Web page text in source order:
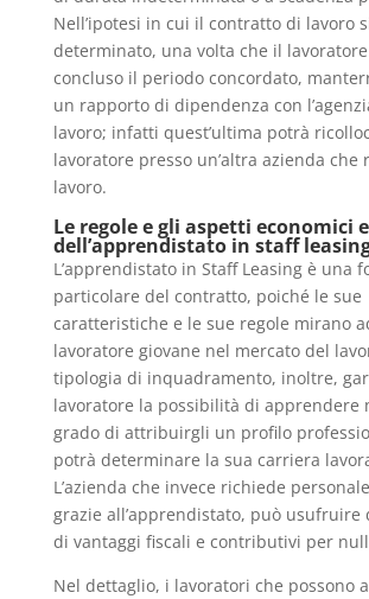
Nell’ipotesi in cui il contratto di lavoro
determinato, una volta che il
concluso il periodo concordato,
un rapporto di dipendenza con
lavoro; infatti quest’ultima potrà
lavoratore presso un’altra azienda che
lavoro.
Le regole e gli aspetti economici
dell’apprendistato in staff
L’apprendistato in Staff Leasing è una
particolare del contratto, poiché le sue
caratteristiche e le sue regole mirano
lavoratore giovane nel mercato del
tipologia di inquadramento, inoltre,
lavoratore la possibilità di apprendere
grado di attribuirgli un profilo
potrà determinare la sua carriera
L’azienda che invece richiede
grazie all’apprendistato, può usufruire
di vantaggi fiscali e contributivi per
Nel dettaglio, i lavoratori che possono